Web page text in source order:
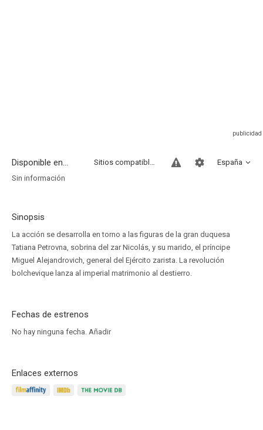
Disponible en... España
Sitios compatibles
Sin información
Sinopsis
La acción se desarrolla en torno a las figuras de la gran duquesa
Tatiana Petrovna, sobrina del zar Nicolás, y su marido, el príncipe
Miguel Alejandrovich, general del Ejército zarista. La revolución
bolchevique lanza al imperial matrimonio al destierro.
Fechas de estrenos
No hay ninguna fecha. Añadir
Enlaces externos